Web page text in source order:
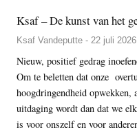
Ksaf – De kunst van het
Ksaf Vandeputte - 22 juli 2026
Nieuw, positief gedrag
Om te beletten dat onze
hoogdringendheid opwekken,
uitdaging wordt dan dat we
is voor onszelf en voor